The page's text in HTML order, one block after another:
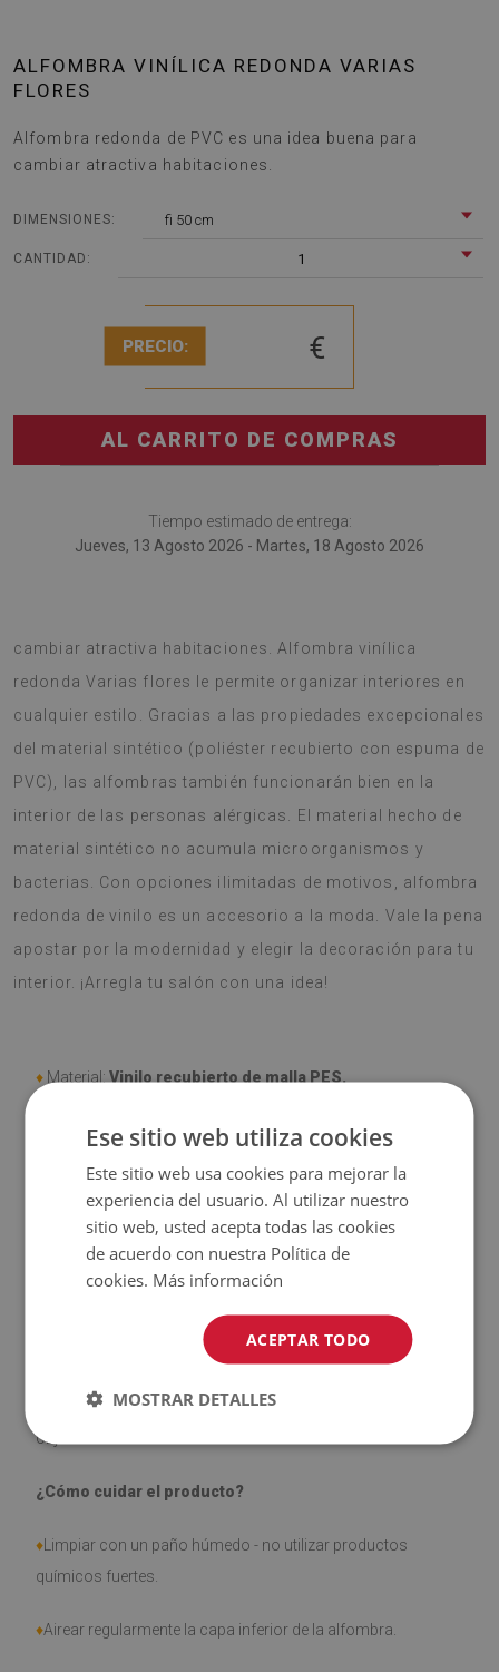
ALFOMBRA VINÍLICA REDONDA VARIAS
FLORES
Alfombra redonda de PVC es una idea buena para
cambiar atractiva habitaciones.
DIMENSIONES: fi 50 cm
CANTIDAD: 1
PRECIO: €
AL CARRITO DE COMPRAS
Tiempo estimado de entrega:
Jueves, 13 Agosto 2026 - Martes, 18 Agosto 2026
cambiar atractiva habitaciones. Alfombra vinílica
redonda Varias flores le permite organizar interiores en
cualquier estilo. Gracias a las propiedades excepcionales
del material sintético (poliéster recubierto con espuma de
PVC), las alfombras también funcionarán bien en la
interior de las personas alérgicas. El material hecho de
material sintético no acumula microorganismos y
bacterias. Con opciones ilimitadas de motivos, alfombra
redonda de vinilo es un accesorio a la moda. Vale la pena
apostar por la modernidad y elegir la decoración para tu
interior. ¡Arregla tu salón con una idea!
♦ Material: Vinilo recubierto de malla PES.
Grosor:1,6 mm.
Alta resistencia a la descoloración y a los rayos UV.
Las alfombrasno son antideslizantes;
El productofácil de limpiar, resistente a las manchas y al
debido al paso del tiempo (por ejemplo, abrasión) no son
objeto de reclamación.
¿Cómo cuidar el producto?
♦Limpiar con un paño húmedo - no utilizar productos
químicos fuertes.
♦Airear regularmente la capa inferior de la alfombra.
Ese sitio web utiliza cookies
Este sitio web usa cookies para mejorar la
experiencia del usuario. Al utilizar nuestro
sitio web, usted acepta todas las cookies
de acuerdo con nuestra Política de
cookies. Más información
ACEPTAR TODO
MOSTRAR DETALLES